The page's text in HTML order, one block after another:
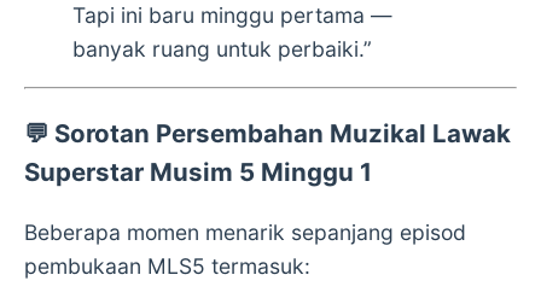
Tapi ini baru minggu pertama —
banyak ruang untuk perbaiki.”
💬 Sorotan Persembahan Muzikal Lawak
Superstar Musim 5 Minggu 1
Beberapa momen menarik sepanjang episod
pembukaan MLS5 termasuk: